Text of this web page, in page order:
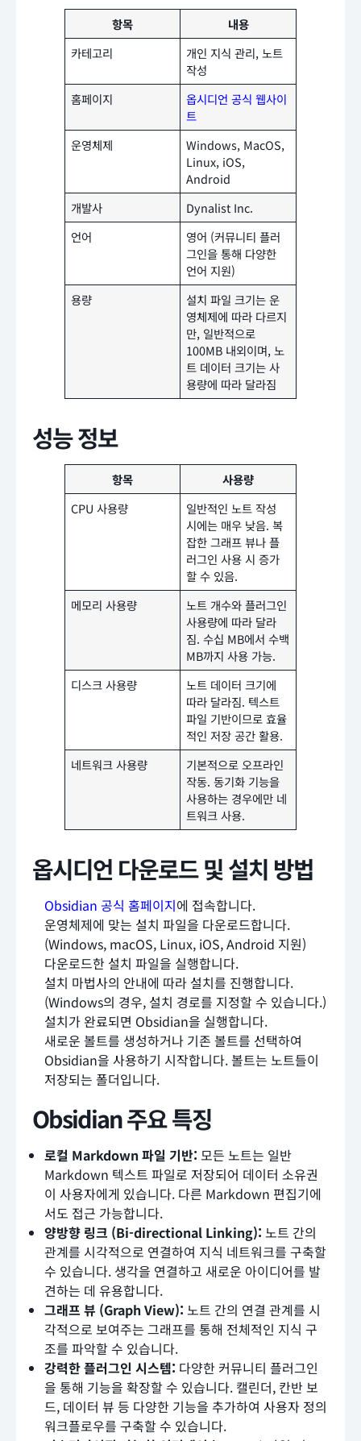
항목
내용
카테고리
개인 지식 관리, 노트
작성
홈페이지
옵시디언 공식 웹사이
트
운영체제
Windows, MacOS,
Linux, iOS,
Android
개발사
Dynalist Inc.
언어
영어 (커뮤니티 플러
그인을 통해 다양한
언어 지원)
용량
설치 파일 크기는 운
영체제에 따라 다르지
만, 일반적으로
100MB 내외이며, 노
트 데이터 크기는 사
용량에 따라 달라짐
성능 정보
항목
사용량
CPU 사용량
일반적인 노트 작성
시에는 매우 낮음. 복
잡한 그래프 뷰나 플
러그인 사용 시 증가
할 수 있음.
메모리 사용량
노트 개수와 플러그인
사용량에 따라 달라
짐. 수십 MB에서 수백
MB까지 사용 가능.
디스크 사용량
노트 데이터 크기에
따라 달라짐. 텍스트
파일 기반이므로 효율
적인 저장 공간 활용.
네트워크 사용량
기본적으로 오프라인
작동. 동기화 기능을
사용하는 경우에만 네
트워크 사용.
옵시디언 다운로드 및 설치 방법
Obsidian 공식 홈페이지에 접속합니다.
운영체제에 맞는 설치 파일을 다운로드합니다.
(Windows, macOS, Linux, iOS, Android 지원)
다운로드한 설치 파일을 실행합니다.
설치 마법사의 안내에 따라 설치를 진행합니다.
(Windows의 경우, 설치 경로를 지정할 수 있습니다.)
설치가 완료되면 Obsidian을 실행합니다.
새로운 볼트를 생성하거나 기존 볼트를 선택하여
Obsidian을 사용하기 시작합니다. 볼트는 노트들이
저장되는 폴더입니다.
Obsidian 주요 특징
로컬 Markdown 파일 기반: 모든 노트는 일반
Markdown 텍스트 파일로 저장되어 데이터 소유권
이 사용자에게 있습니다. 다른 Markdown 편집기에
서도 접근 가능합니다.
양방향 링크 (Bi-directional Linking): 노트 간의
관계를 시각적으로 연결하여 지식 네트워크를 구축할
수 있습니다. 생각을 연결하고 새로운 아이디어를 발
견하는 데 유용합니다.
그래프 뷰 (Graph View): 노트 간의 연결 관계를 시
각적으로 보여주는 그래프를 통해 전체적인 지식 구
조를 파악할 수 있습니다.
강력한 플러그인 시스템: 다양한 커뮤니티 플러그인
을 통해 기능을 확장할 수 있습니다. 캘린더, 칸반 보
드, 데이터 뷰 등 다양한 기능을 추가하여 사용자 정의
워크플로우를 구축할 수 있습니다.